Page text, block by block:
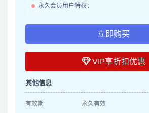
永久会员用户特权：
立即购买
VIP享折扣优惠
其他信息
有效期 永久有效